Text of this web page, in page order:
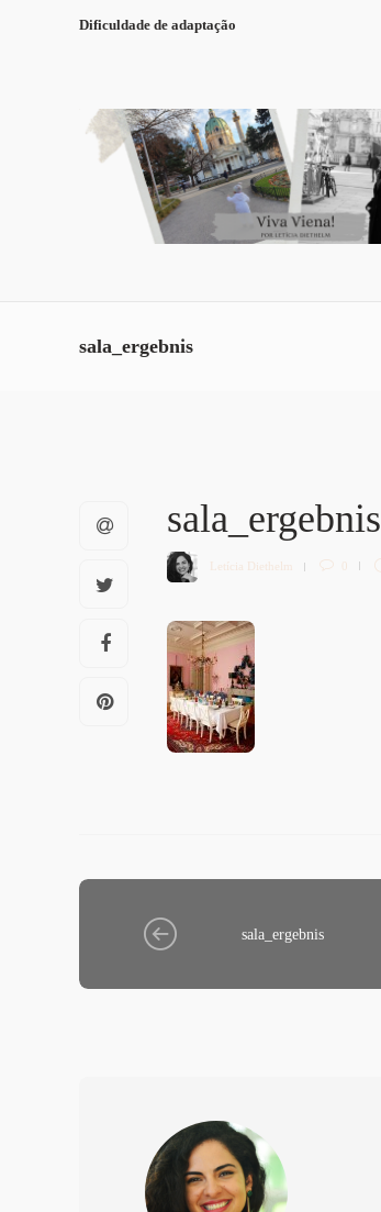
Dificuldade de adaptação
sala_ergebnis
sala_ergebnis
Letícia Diethelm 0
sala_ergebnis